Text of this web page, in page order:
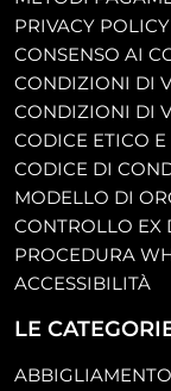
PRIVACY POLICY
CONSENSO AI
CONDIZIONI DI
CONDIZIONI DI
CODICE ETICO
CODICE DI
MODELLO DI
CONTROLLO EX
PROCEDURA
ACCESSIBILITÀ
LE